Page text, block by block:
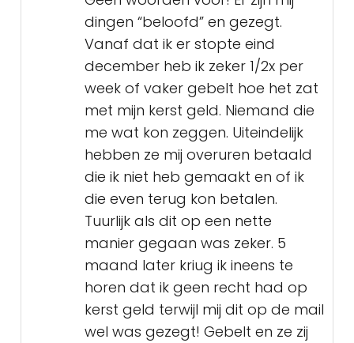
dingen “beloofd” en gezegt.
Vanaf dat ik er stopte eind
december heb ik zeker 1/2x per
week of vaker gebelt hoe het zat
met mijn kerst geld. Niemand die
me wat kon zeggen. Uiteindelijk
hebben ze mij overuren betaald
die ik niet heb gemaakt en of ik
die even terug kon betalen.
Tuurlijk als dit op een nette
manier gegaan was zeker. 5
maand later kriug ik ineens te
horen dat ik geen recht had op
kerst geld terwijl mij dit op de mail
wel was gezegt! Gebelt en ze zij